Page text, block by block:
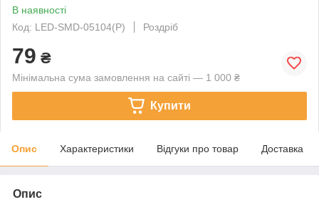
В наявності
Код: LED-SMD-05104(P)
Роздріб
79 ₴
Мінімальна сума замовлення на сайті — 1 000 ₴
Купити
Опис Характеристики Відгуки про товар Доставка
Опис